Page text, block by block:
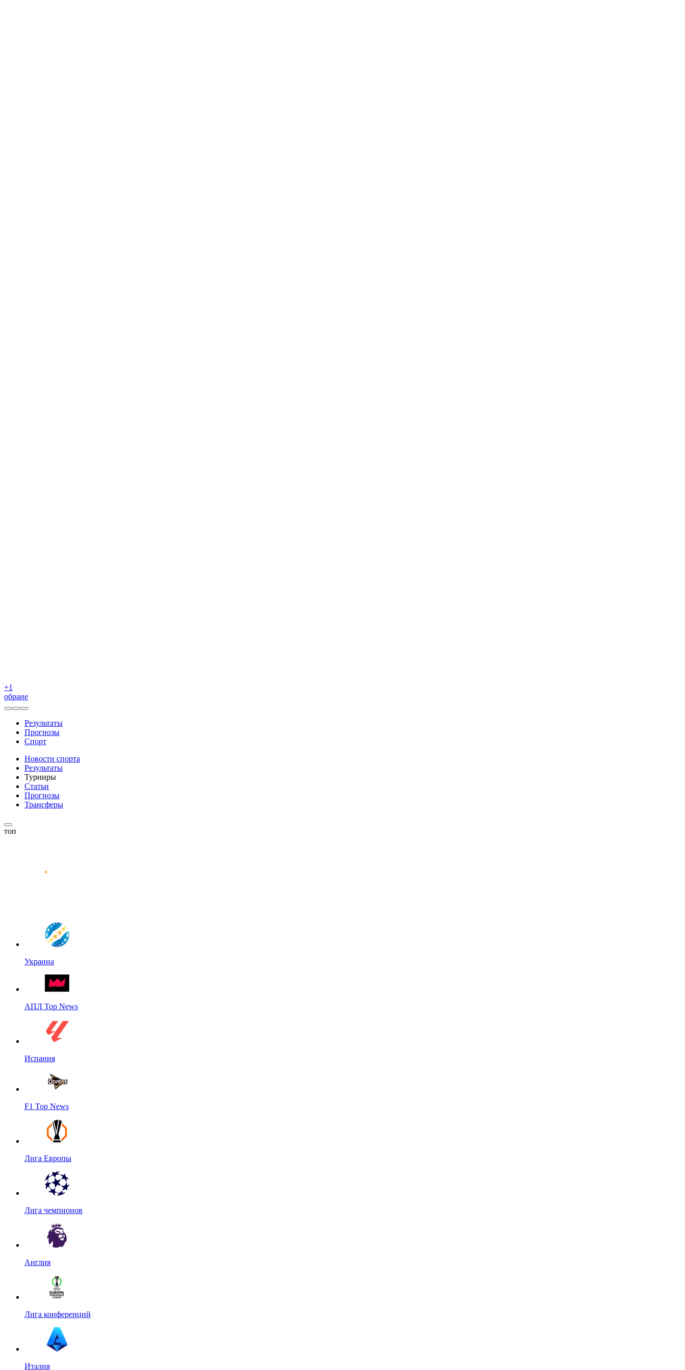
+1
обране
Результаты
Прогнозы
Спорт
Новости спорта
Результаты
Турниры
Статьи
Прогнозы
Трансферы
топ
Украина
АПЛ Top News
Испания
F1 Top News
Лига Европы
Лига чемпионов
Англия
Лига конференций
Италия